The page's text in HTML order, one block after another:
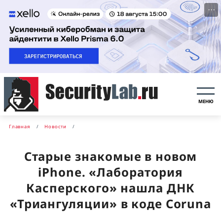
···
МЕНЮ
Главная Новости
Старые знакомые в новом
iPhone. «Лаборатория
Касперского» нашла ДНК
«Триангуляции» в коде Coruna